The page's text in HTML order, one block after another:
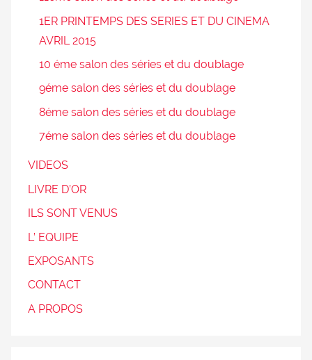
1ER PRINTEMPS DES SERIES ET DU CINEMA
AVRIL 2015
10 éme salon des séries et du doublage
9éme salon des séries et du doublage
8éme salon des séries et du doublage
7éme salon des séries et du doublage
VIDEOS
LIVRE D’OR
ILS SONT VENUS
L’ EQUIPE
EXPOSANTS
CONTACT
A PROPOS